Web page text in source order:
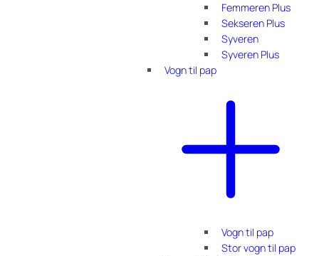
Femmeren Plus
Sekseren Plus
Syveren
Syveren Plus
Vogn til pap
Vogn til pap
Stor vogn til pap